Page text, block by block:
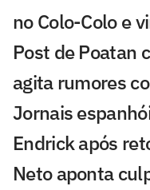
no Colo-Colo e
Post de Poatan
agita rumores
Jornais
Endrick após
Neto aponta